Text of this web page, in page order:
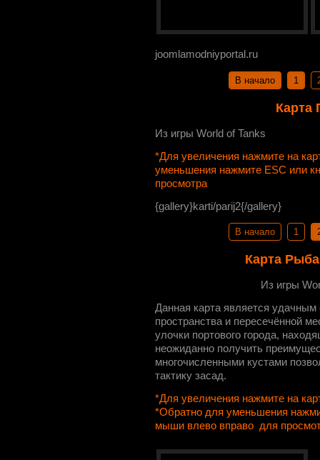
joomlamodniyportal.ru
В начало 1
Карта
Из игры World of Tanks
*Для увеличения нажмите на
уменьшения нажмите ESC или
просмотра
{gallery}karti/parij2{/gallery}
В начало 1
Карта
Из игры
Данная карта является удачным
пространства и пересечённой
улочки портового города,
неожиданно получить
многочисленными кустами
тактику засад.
*Для увеличения нажмите на
*Обратно для уменьшения
мыши влево вправо для